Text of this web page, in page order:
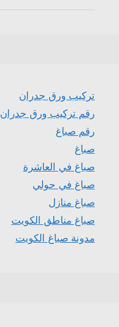
تركيب ورق جدران
رقم تركيب ورق جدران
رقم صباغ
صباغ
صباغ في العاشرة
صباغ في حولي
صباغ منازل
صباغ مناطق الكويت
مدونة صباغ الكويت